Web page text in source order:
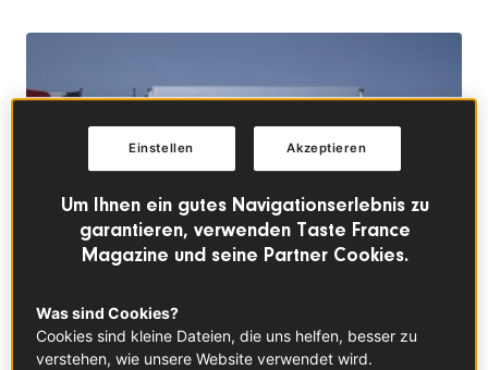
© Coldefy & CRA-Carlo Ratti Associati – Julien lanoo
Um Ihnen ein gutes Navigationserlebnis zu
garantieren, verwenden Taste France
Magazine und seine Partner Cookies.
Was sind Cookies?
Cookies sind kleine Dateien, die uns helfen, besser zu
verstehen, wie unsere Website verwendet wird.
Akzeptieren
Einstellen